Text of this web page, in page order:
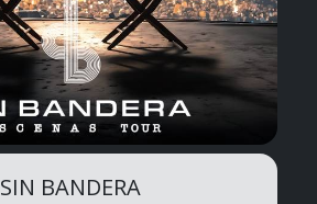
SIN BANDERA